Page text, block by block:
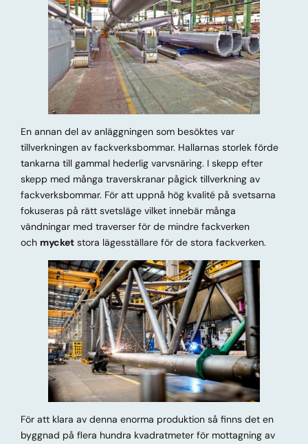
En annan del av anläggningen som besöktes var
tillverkningen av fackverksbommar. Hallarnas storlek förde
tankarna till gammal hederlig varvsnäring. I skepp efter
skepp med många traverskranar pågick tillverkning av
fackverksbommar. För att uppnå hög kvalité på svetsarna
fokuseras på rätt svetsläge vilket innebär många
vändningar med traverser för de mindre fackverken
och mycket stora lägesställare för de stora fackverken.
För att klara av denna enorma produktion så finns det en
byggnad på flera hundra kvadratmeter för mottagning av